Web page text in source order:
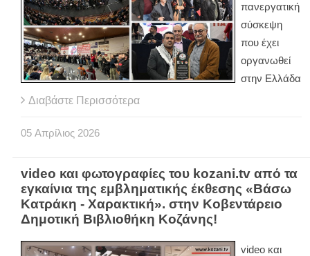
πανεργατική
σύσκεψη
που έχει
οργανωθεί
στην Ελλάδα
Διαβάστε Περισσότερα
05 Απρίλιος 2026
video και φωτογραφίες του kozani.tv από τα
εγκαίνια της εμβληματικής έκθεσης «Βάσω
Κατράκη - Χαρακτική». στην Κοβεντάρειο
Δημοτική Βιβλιοθήκη Κοζάνης!
video και